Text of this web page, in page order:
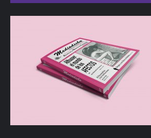
DETALLES